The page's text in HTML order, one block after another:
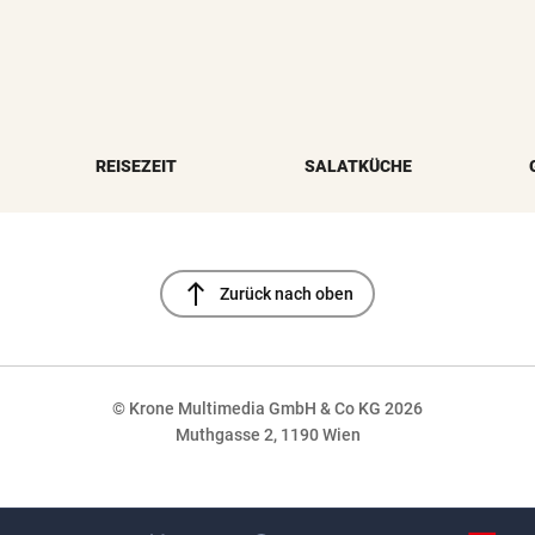
REISEZEIT SALATKÜCHE
north Zurück nach oben
© Krone Multimedia GmbH & Co KG 2026
Muthgasse 2, 1190 Wien
NaN%